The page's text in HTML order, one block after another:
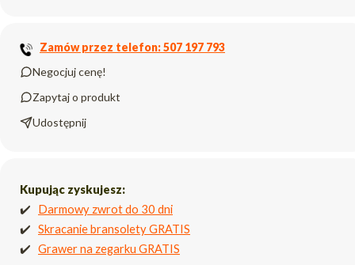
Zamów przez telefon: 507 197 793
Negocjuj cenę!
Zapytaj o produkt
Udostępnij
Kupując zyskujesz:
✔️ Darmowy zwrot do 30 dni
✔️ Skracanie bransolety GRATIS
✔️ Grawer na zegarku GRATIS